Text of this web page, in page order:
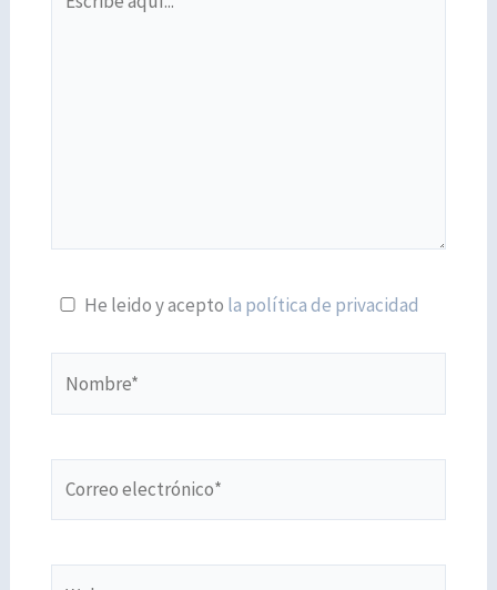
aquí...
He leido y acepto la política de privacidad
electrónico*